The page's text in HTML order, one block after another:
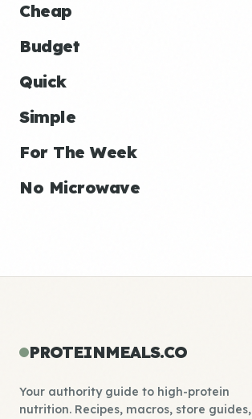
Cheap
Budget
Quick
Simple
For The Week
No Microwave
PROTEINMEALS.CO
Your authority guide to high-protein
nutrition. Recipes, macros, store guides,